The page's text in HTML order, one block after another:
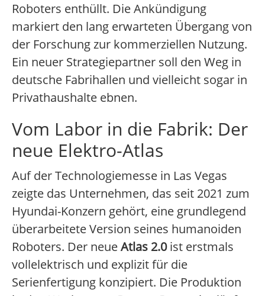
Roboters enthüllt. Die Ankündigung
markiert den lang erwarteten Übergang von
der Forschung zur kommerziellen Nutzung.
Ein neuer Strategiepartner soll den Weg in
deutsche Fabrihallen und vielleicht sogar in
Privathaushalte ebnen.
Vom Labor in die Fabrik: Der
neue Elektro-Atlas
Auf der Technologiemesse in Las Vegas
zeigte das Unternehmen, das seit 2021 zum
Hyundai-Konzern gehört, eine grundlegend
überarbeitete Version seines humanoiden
Roboters. Der neueAtlas 2.0ist erstmals
vollelektrisch und explizit für die
Serienfertigung konzipiert. Die Produktion